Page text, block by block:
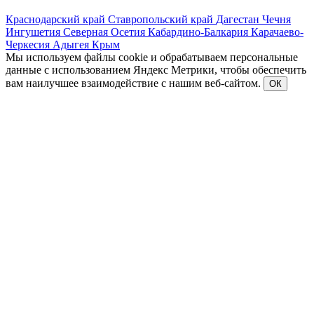
Краснодарский край Ставропольский край Дагестан Чечня
Ингушетия Северная Осетия Кабардино-Балкария Карачаево-
Черкесия Адыгея Крым
Мы используем файлы cookie и обрабатываем персональные
данные с использованием Яндекс Метрики, чтобы обеспечить
вам наилучшее взаимодействие с нашим веб-сайтом.
ОК